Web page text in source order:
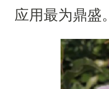
应用最为鼎盛。